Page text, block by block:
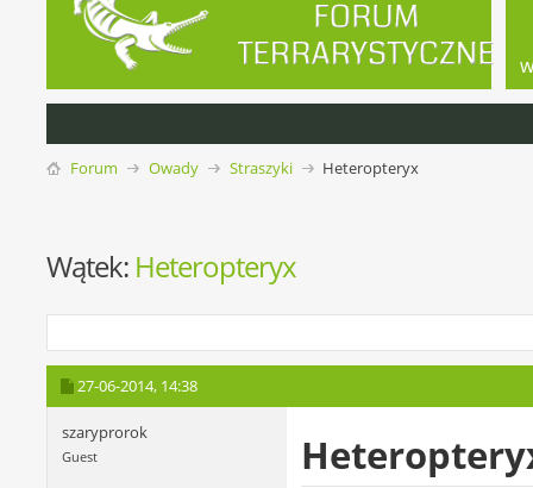
Forum Owady Straszyki Heteropteryx
Wątek: Heteropteryx
27-06-2014, 14:38
szaryprorok
Guest